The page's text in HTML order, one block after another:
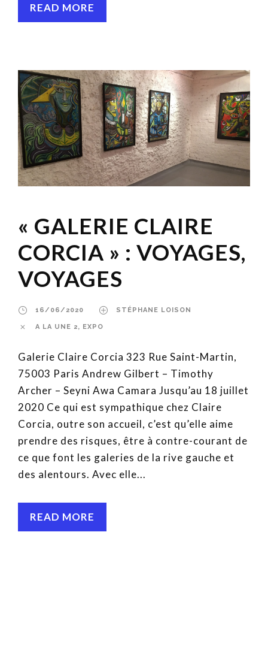
READ MORE
« GALERIE CLAIRE
CORCIA » : VOYAGES,
VOYAGES
16/06/2020 STÉPHANE LOISON
A LA UNE 2, EXPO
Galerie Claire Corcia 323 Rue Saint-Martin,
75003 Paris Andrew Gilbert – Timothy
Archer – Seyni Awa Camara Jusqu’au 18 juillet
2020 Ce qui est sympathique chez Claire
Corcia, outre son accueil, c’est qu’elle aime
prendre des risques, être à contre-courant de
ce que font les galeries de la rive gauche et
des alentours. Avec elle...
READ MORE